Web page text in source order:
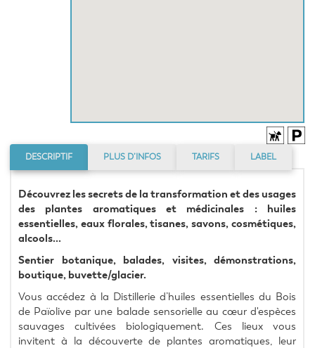
DESCRIPTIF PLUS D’INFOS TARIFS LABEL
Découvrez les secrets de la transformation et des usages
des plantes aromatiques et médicinales : huiles
essentielles, eaux florales, tisanes, savons, cosmétiques,
alcools...
Sentier botanique, balades, visites, démonstrations,
boutique, buvette/glacier.
Vous accédez à la Distillerie d’huiles essentielles du Bois
de Païolive par une balade sensorielle au cœur d'espèces
sauvages cultivées biologiquement. Ces lieux vous
invitent à la découverte de plantes aromatiques, leur